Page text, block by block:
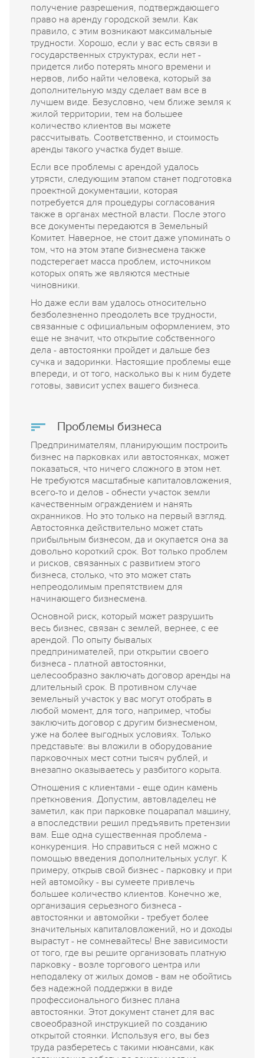
получение разрешения, подтверждающего
право на аренду городской земли. Как
правило, с этим возникают максимальные
трудности. Хорошо, если у вас есть связи в
государственных структурах, если нет -
придется либо потерять много времени и
нервов, либо найти человека, который за
дополнительную мзду сделает вам все в
лучшем виде. Безусловно, чем ближе земля к
жилой территории, тем на большее
количество клиентов вы можете
рассчитывать. Соответственно, и стоимость
аренды такого участка будет выше.
Если все проблемы с арендой удалось
утрясти, следующим этапом станет подготовка
проектной документации, которая
потребуется для процедуры согласования
также в органах местной власти. После этого
все документы передаются в Земельный
Комитет. Наверное, не стоит даже упоминать о
том, что на этом этапе бизнесмена также
подстерегает масса проблем, источником
которых опять же являются местные
чиновники.
Но даже если вам удалось относительно
безболезненно преодолеть все трудности,
связанные с официальным оформлением, это
еще не значит, что открытие собственного
дела - автостоянки пройдет и дальше без
сучка и задоринки. Настоящие проблемы еще
впереди, и от того, насколько вы к ним будете
готовы, зависит успех вашего бизнеса.
Проблемы бизнеса
Предпринимателям, планирующим построить
бизнес на парковках или автостоянках, может
показаться, что ничего сложного в этом нет.
Не требуются масштабные капиталовложения,
всего-то и делов - обнести участок земли
качественным ограждением и нанять
охранников. Но это только на первый взгляд.
Автостоянка действительно может стать
прибыльным бизнесом, да и окупается она за
довольно короткий срок. Вот только проблем
и рисков, связанных с развитием этого
бизнеса, столько, что это может стать
непреодолимым препятствием для
начинающего бизнесмена.
Основной риск, который может разрушить
весь бизнес, связан с землей, вернее, с ее
арендой. По опыту бывалых
предпринимателей, при открытии своего
бизнеса - платной автостоянки,
целесообразно заключать договор аренды на
длительный срок. В противном случае
земельный участок у вас могут отобрать в
любой момент, для того, например, чтобы
заключить договор с другим бизнесменом,
уже на более выгодных условиях. Только
представьте: вы вложили в оборудование
парковочных мест сотни тысяч рублей, и
внезапно оказываетесь у разбитого корыта.
Отношения с клиентами - еще один камень
преткновения. Допустим, автовладелец не
заметил, как при парковке поцарапал машину,
а впоследствии решил предъявить претензии
вам. Еще одна существенная проблема -
конкуренция. Но справиться с ней можно с
помощью введения дополнительных услуг. К
примеру, открыв свой бизнес - парковку и при
ней автомойку - вы сумеете привлечь
большее количество клиентов. Конечно же,
организация серьезного бизнеса -
автостоянки и автомойки - требует более
значительных капиталовложений, но и доходы
вырастут - не сомневайтесь! Вне зависимости
от того, где вы решите организовать платную
парковку - возле торгового центра или
неподалеку от жилых домов - вам не обойтись
без надежной поддержки в виде
профессионального бизнес плана
автостоянки. Этот документ станет для вас
своеобразной инструкцией по созданию
открытой стоянки. Используя его, вы без
труда разберетесь с такими нюансами, как